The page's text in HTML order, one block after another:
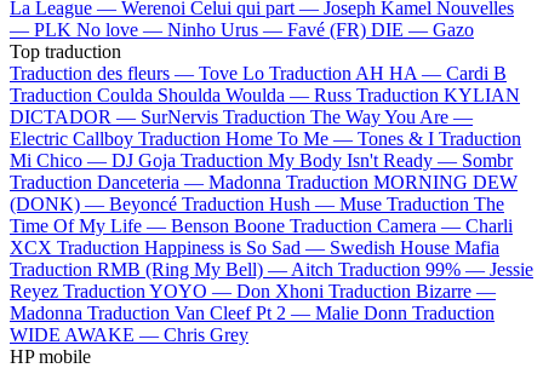
La League — Werenoi Celui qui part — Joseph Kamel Nouvelles
— PLK No love — Ninho Urus — Favé (FR) DIE — Gazo
Top traduction
Traduction des fleurs — Tove Lo Traduction AH HA — Cardi B
Traduction Coulda Shoulda Woulda — Russ Traduction KYLIAN
DICTADOR — SurNervis Traduction The Way You Are —
Electric Callboy Traduction Home To Me — Tones & I Traduction
Mi Chico — DJ Goja Traduction My Body Isn't Ready — Sombr
Traduction Danceteria — Madonna Traduction MORNING DEW
(DONK) — Beyoncé Traduction Hush — Muse Traduction The
Time Of My Life — Benson Boone Traduction Camera — Charli
XCX Traduction Happiness is So Sad — Swedish House Mafia
Traduction RMB (Ring My Bell) — Aitch Traduction 99% — Jessie
Reyez Traduction YOYO — Don Xhoni Traduction Bizarre —
Madonna Traduction Van Cleef Pt 2 — Malie Donn Traduction
WIDE AWAKE — Chris Grey
HP mobile